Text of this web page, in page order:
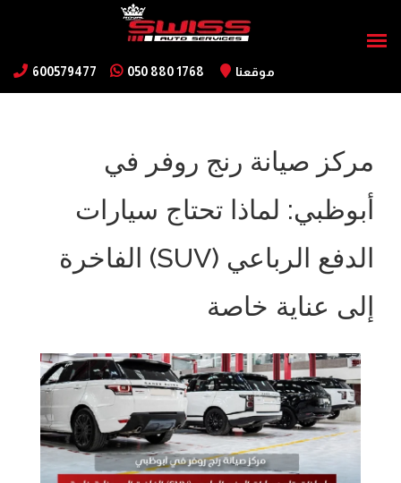
600579477 050 880 1768 موقعنا
مركز صيانة رنج روفر في
أبوظبي: لماذا تحتاج سيارات
الدفع الرباعي (SUV) الفاخرة
إلى عناية خاصة